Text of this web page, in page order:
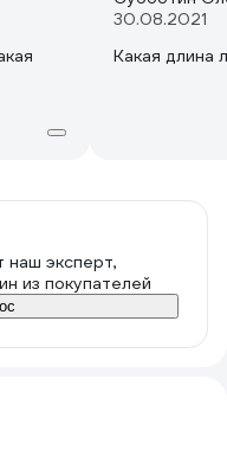
30.08.2021
Какая длина
наш эксперт,
из покупателей